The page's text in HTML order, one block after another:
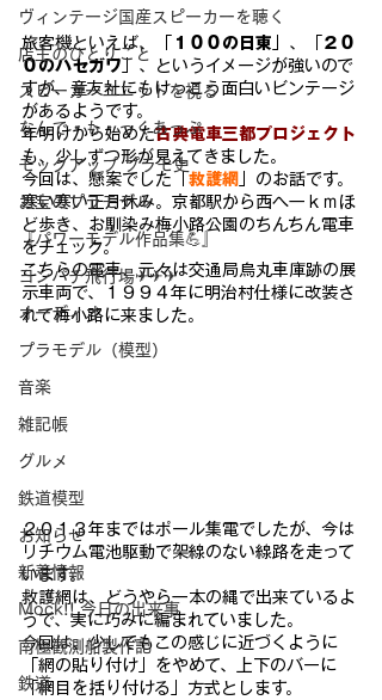
ヴィンテージ国産スピーカーを聴く
店主のひとりごと
スピーカーユニットを視る
なんで・も・っくあっぷ
モックアップ プラモ史
お宝のプラモデル
『パワーモデル作品集💪』
ヨンパチ飛行場✈✈✈
オーディオ
プラモデル（模型）
音楽
雑記帳
グルメ
鉄道模型
お知らせ
新着情報
Mock!! 今日の出来事
南極観測船製作記
鉄道
旅客機といえば、「 １００の日東 」、「
２０
０のハセガワ」、というイメージが強いので
すが、童友社にもけっこう面白いビンテージ
があるようです。
年明けから始めた古典電車三都プロジェクト
も、少しずつ形が見えて きました。
今回は、懸案でした「救護網
」のお話です。
寒い寒い正月休み。京都駅から西へ一ｋｍほ
ど歩き、お馴染み梅小路公園のちんちん電車
をチェック。
こちらの電車、元々は交通局烏丸車庫跡の展
示車両で、１９９４年に明治村仕様に改装さ
れて梅小路に来ました。
２０１３年まではポール集電でしたが、今は
リチウム電池駆動で架線のない線路を走って
います。
救護網は、どうやら一本の縄で出来ているよ
うで、実に巧みに編まれていました。
今回は、少しでもこの感じに近づくように
「網の貼り付け」をやめて、上下のバーに
「網目を括り付ける」方式とします。